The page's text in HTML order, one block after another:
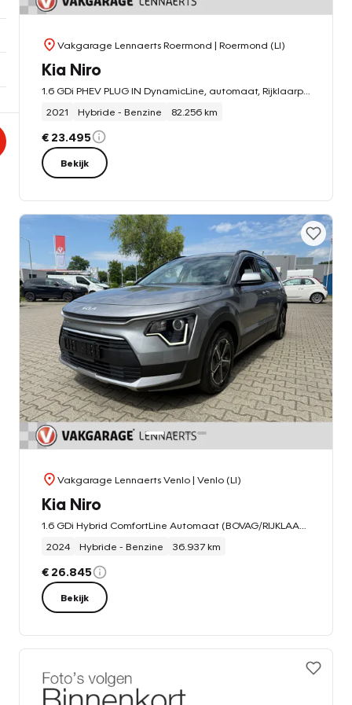
Vakgarage Lennaerts Roermond | Roermond (LI)
Kia Niro
2021
Hybride - Benzine 82.256 km
€ 23.495
Bekijk
Vakgarage Lennaerts Venlo| Venlo (LI)
Kia Niro
2024
Hybride - Benzine 36.937 km
€ 26.845
Bekijk